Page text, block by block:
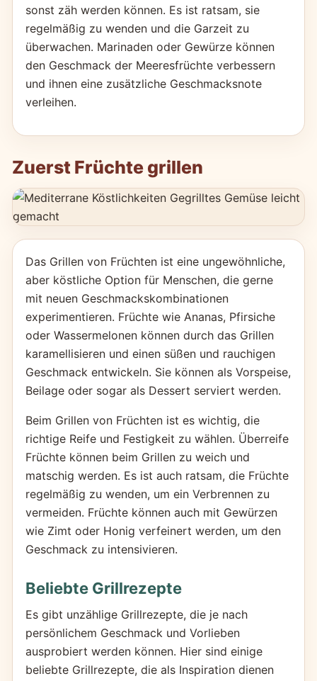
sonst zäh werden können. Es ist ratsam, sie
regelmäßig zu wenden und die Garzeit zu
überwachen. Marinaden oder Gewürze können
den Geschmack der Meeresfrüchte verbessern
und ihnen eine zusätzliche Geschmacksnote
verleihen.
Zuerst Früchte grillen
Das Grillen von Früchten ist eine ungewöhnliche,
aber köstliche Option für Menschen, die gerne
mit neuen Geschmackskombinationen
experimentieren. Früchte wie Ananas, Pfirsiche
oder Wassermelonen können durch das Grillen
karamellisieren und einen süßen und rauchigen
Geschmack entwickeln. Sie können als Vorspeise,
Beilage oder sogar als Dessert serviert werden.
Beim Grillen von Früchten ist es wichtig, die
richtige Reife und Festigkeit zu wählen. Überreife
Früchte können beim Grillen zu weich und
matschig werden. Es ist auch ratsam, die Früchte
regelmäßig zu wenden, um ein Verbrennen zu
vermeiden. Früchte können auch mit Gewürzen
wie Zimt oder Honig verfeinert werden, um den
Geschmack zu intensivieren.
Beliebte Grillrezepte
Es gibt unzählige Grillrezepte, die je nach
persönlichem Geschmack und Vorlieben
ausprobiert werden können. Hier sind einige
beliebte Grillrezepte, die als Inspiration dienen